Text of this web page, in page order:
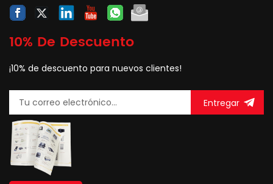
10% De Descuento
¡10% de descuento para nuevos clientes!
Entregar